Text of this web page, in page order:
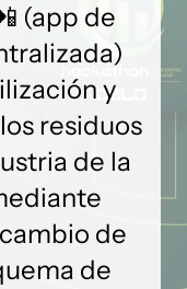
(app de
y
residuos
de la
de
de